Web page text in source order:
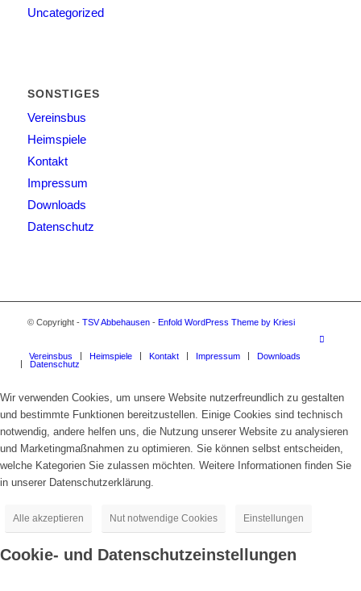
Uncategorized
SONSTIGES
Vereinsbus
Heimspiele
Kontakt
Impressum
Downloads
Datenschutz
© Copyright - TSV Abbehausen- Enfold WordPress Theme by Kriesi
Vereinsbus Heimspiele Kontakt Impressum
Downloads
Datenschutz
Wir verwenden Cookies, um unsere Website nutzerfreundlich zu gestalten
und bestimmte Funktionen bereitzustellen. Einige Cookies sind technisch
notwendig, andere helfen uns, die Nutzung unserer Website zu analysieren
und Marketingmaßnahmen zu optimieren. Sie können selbst entscheiden,
welche Kategorien Sie zulassen möchten. Weitere Informationen finden Sie
in unserer Datenschutzerklärung.
Alle akzeptieren Nut notwendige Cookies Einstellungen
Cookie- und Datenschutzeinstellungen